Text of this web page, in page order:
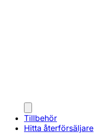
Tillbehör
Hitta återförsäljare